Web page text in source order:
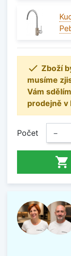
 Zboží
musíme
Vám
prodejně v
Počet −
